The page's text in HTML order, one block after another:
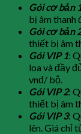
Gói cơ bản
bị âm thanh
Gói cơ bản
thiết bị âm
Gói VIP 1:
loa và đầy
vnđ/ bộ.
Gói VIP 2:
thiết bị âm
Gói VIP 3:
lên. Giá chỉ